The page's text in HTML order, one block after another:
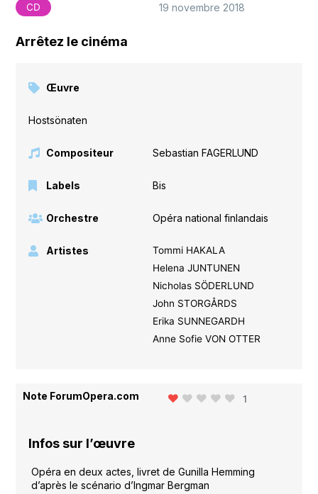
CD 19 novembre 2018
Arrêtez le cinéma
Œuvre
Hostsönaten
Compositeur Sebastian FAGERLUND
Labels Bis
Orchestre Opéra national finlandais
Artistes
Tommi HAKALA
Helena JUNTUNEN
Nicholas SÖDERLUND
John STORGÅRDS
Erika SUNNEGARDH
Anne Sofie VON OTTER
Note ForumOpera.com 1
Infos sur l’œuvre
Opéra en deux actes, livret de Gunilla Hemming
d’après le scénario d’Ingmar Bergman